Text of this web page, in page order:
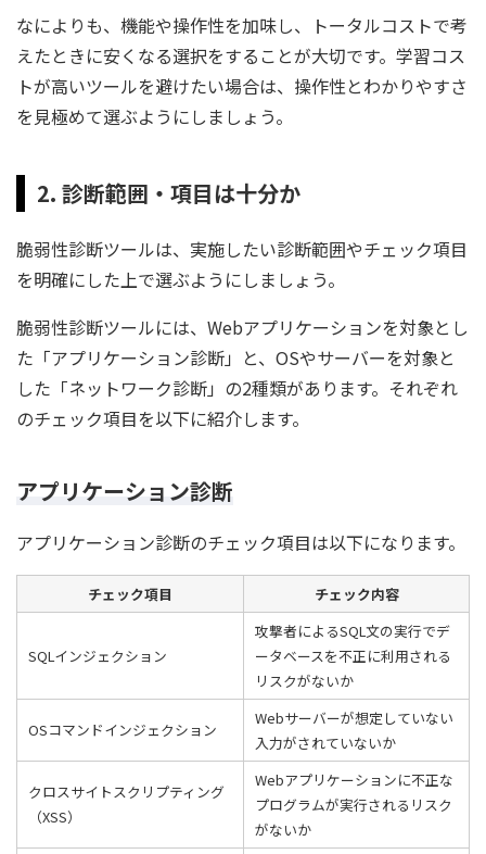
なによりも、機能や操作性を加味し、トータルコストで考
えたときに安くなる選択をすることが大切です。学習コス
トが高いツールを避けたい場合は、操作性とわかりやすさ
を見極めて選ぶようにしましょう。
2. 診断範囲・項目は十分か
脆弱性診断ツールは、実施したい診断範囲やチェック項目
を明確にした上で選ぶようにしましょう。
脆弱性診断ツールには、Webアプリケーションを対象とし
た「アプリケーション診断」と、OSやサーバーを対象と
した「ネットワーク診断」の2種類があります。それぞれ
のチェック項目を以下に紹介します。
アプリケーション診断
アプリケーション診断のチェック項目は以下になります。
チェック項目 チェック内容
SQLインジェクション
攻撃者によるSQL文の実行でデ
ータベースを不正に利用される
リスクがないか
OSコマンドインジェクション
Webサーバーが想定していない
入力がされていないか
クロスサイトスクリプティング
（XSS）
Webアプリケーションに不正な
プログラムが実行されるリスク
がないか